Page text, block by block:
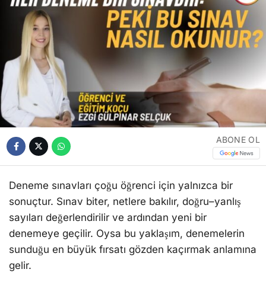
ABONE OL
Deneme sınavları çoğu öğrenci için yalnızca bir
sonuçtur. Sınav biter, netlere bakılır, doğru–yanlış
sayıları değerlendirilir ve ardından yeni bir
denemeye geçilir. Oysa bu yaklaşım, denemelerin
sunduğu en büyük fırsatı gözden kaçırmak anlamına
gelir.